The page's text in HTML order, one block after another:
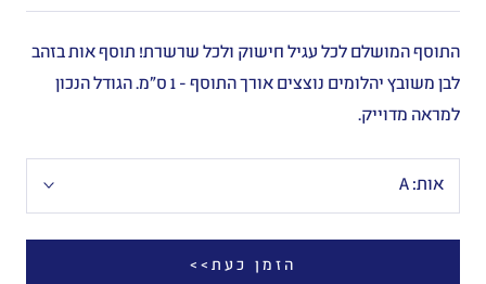
התוסף המושלם לכל עגיל חישוק ולכל שרשרת! תוסף אות בזהב
לבן משובץ יהלומים נוצצים אורך התוסף - 1 ס"מ. הגודל הנכון
למראה מדוייק.
אות: A
הזמן כעת>>